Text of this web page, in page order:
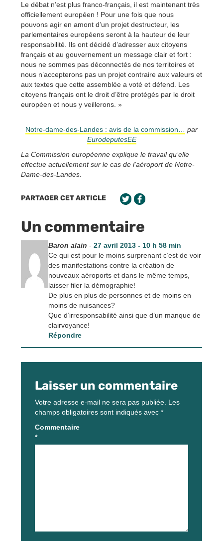
Le débat n’est plus franco-français, il est maintenant très
officiellement européen ! Pour une fois que nous
pouvons agir en amont d’un projet destructeur, les
parlementaires européens seront à la hauteur de leur
responsabilité. Ils ont décidé d’adresser aux citoyens
français et au gouvernement un message clair et fort :
nous ne sommes pas déconnectés de nos territoires et
nous n’accepterons pas un projet contraire aux valeurs et
aux textes que cette assemblée a voté et défend. Les
citoyens français ont le droit d’être protégés par le droit
européen et nous y veillerons. »
Notre-dame-des-Landes : avis de la commission… par
EurodeputesEE
La Commission européenne explique le travail qu’elle
effectue actuellement sur le cas de l’aéroport de Notre-
Dame-des-Landes.
PARTAGER CET ARTICLE
Un commentaire
Baron alain - 27 avril 2013 - 10 h 58 min
Ce qui est pour le moins surprenant c’est de voir
des manifestations contre la création de
nouveaux aéroports et dans le même temps,
laisser filer la démographie!
De plus en plus de personnes et de moins en
moins de nuisances?
Que d’irresponsabilité ainsi que d’un manque de
clairvoyance!
Répondre
Laisser un commentaire
Votre adresse e-mail ne sera pas publiée. Les
champs obligatoires sont indiqués avec *
Commentaire
*